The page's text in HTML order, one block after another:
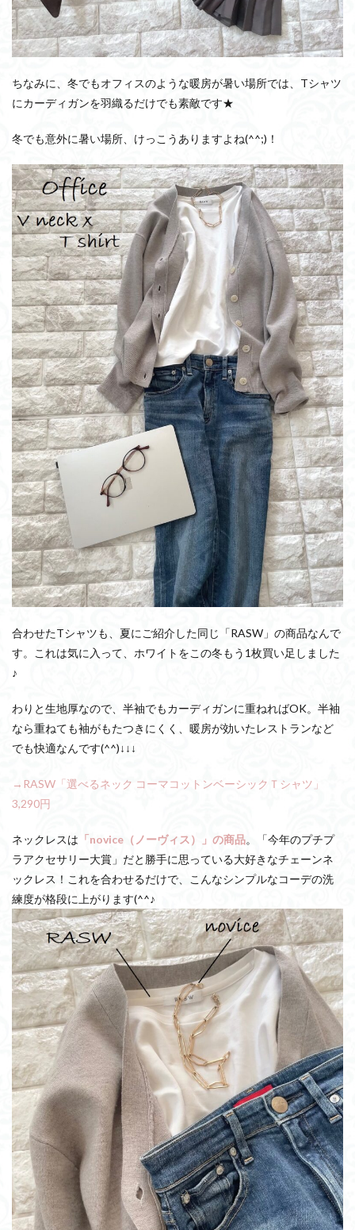
ちなみに、冬でもオフィスのような暖房が暑い場所では、Tシャツ
にカーディガンを羽織るだけでも素敵です★
冬でも意外に暑い場所、けっこうありますよね(^^;)！
合わせたTシャツも、夏にご紹介した同じ「RASW」の商品なんで
す。これは気に入って、ホワイトをこの冬もう1枚買い足しました
♪
わりと生地厚なので、半袖でもカーディガンに重ねればOK。半袖
なら重ねても袖がもたつきにくく、暖房が効いたレストランなど
でも快適なんです(^^)↓↓↓
→RASW「選べるネック コーマコットンベーシックＴシャツ」
3,290円
ネックレスは 「novice（ノーヴィス）」の商品。「今年のプチプ
ラアクセサリー大賞」だと勝手に思っている大好きなチェーンネ
ックレス！これを合わせるだけで、こんなシンプルなコーデの洗
練度が格段に上がります(^^♪